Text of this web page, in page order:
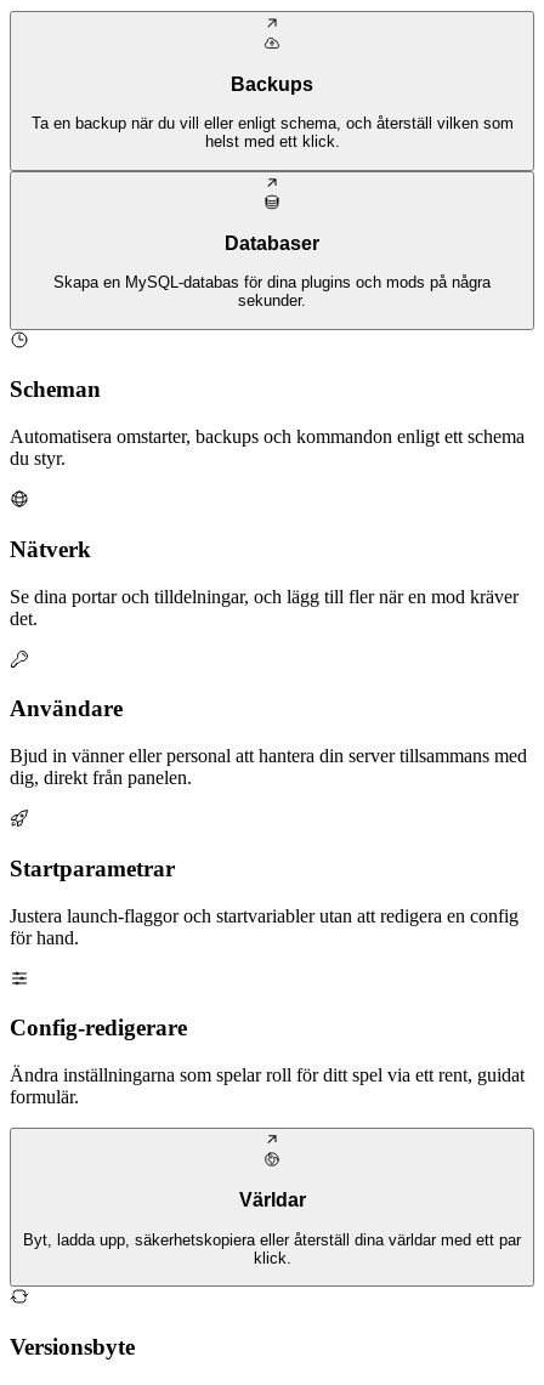
Backups
Ta en backup när du vill eller enligt schema, och återställ vilken som
helst med ett klick.
Databaser
Skapa en MySQL-databas för dina plugins och mods på några
sekunder.
Scheman
Automatisera omstarter, backups och kommandon enligt ett schema
du styr.
Nätverk
Se dina portar och tilldelningar, och lägg till fler när en mod kräver
det.
Användare
Bjud in vänner eller personal att hantera din server tillsammans med
dig, direkt från panelen.
Startparametrar
Justera launch-flaggor och startvariabler utan att redigera en config
för hand.
Config-redigerare
Ändra inställningarna som spelar roll för ditt spel via ett rent, guidat
formulär.
Världar
Byt, ladda upp, säkerhetskopiera eller återställ dina världar med ett par
klick.
Versionsbyte